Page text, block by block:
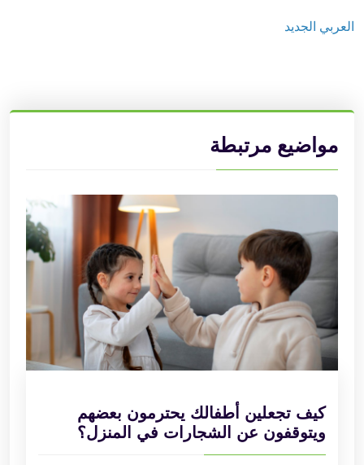
العربي الجديد
مواضيع مرتبطة
كيف تجعلين أطفالك يحترمون بعضهم
ويتوقفون عن الشجارات في المنزل؟